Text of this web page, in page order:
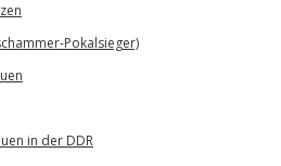
Pokalsieger)
in der DDR